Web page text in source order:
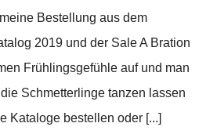
Bestellung aus dem
2019 und der Sale A Bration
Frühlingsgefühle auf und man
Schmetterlinge tanzen lassen
Kataloge bestellen oder [...]